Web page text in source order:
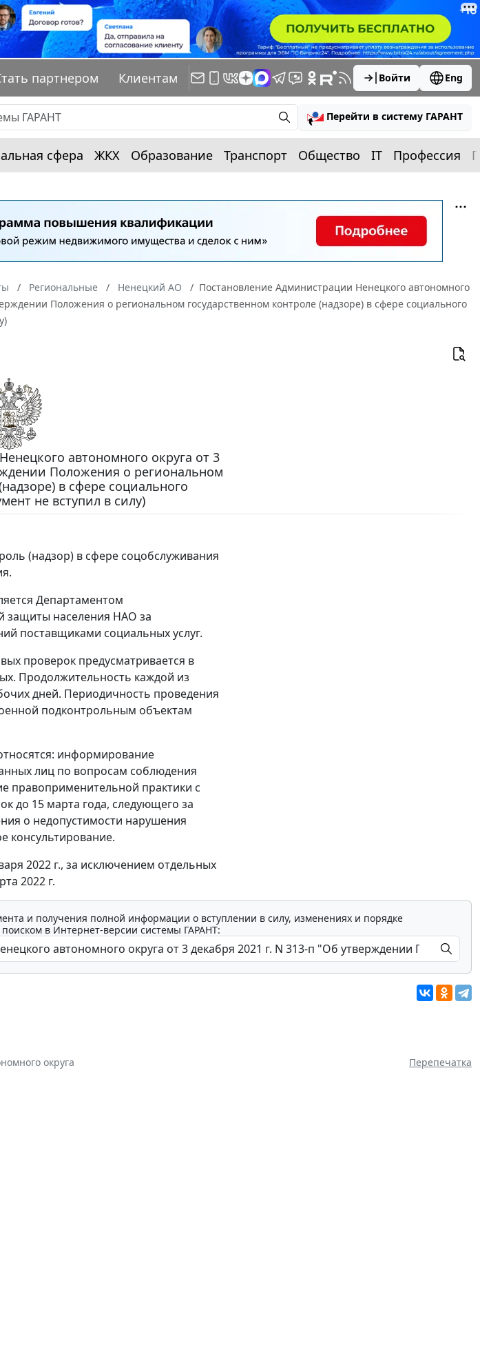
партнером Клиентам Войти Eng
Перейти в систему ГАРАНТ
сфера ЖКХ Образование Транспорт Общество IT Профессия
Региональные Ненецкий АО
Постановление Администрации Ненецкого автономного
Положения о региональном государственном контроле (надзоре) в сфере социального
автономного округа от 3
Положения о региональном
в сфере социального
не вступил в силу)
(надзор) в сфере соцобслуживания
Департаментом
защиты населения НАО за
поставщиками социальных услуг.
проверок предусматривается в
Продолжительность каждой из
дней. Периодичность проведения
подконтрольным объектам
информирование
лиц по вопросам соблюдения
правоприменительной практики с
до 15 марта года, следующего за
о недопустимости нарушения
консультирование.
2022 г., за исключением отдельных
2022 г.
и получения полной информации о вступлении в силу, изменениях и порядке
в Интернет-версии системы ГАРАНТ:
округа Перепечатка